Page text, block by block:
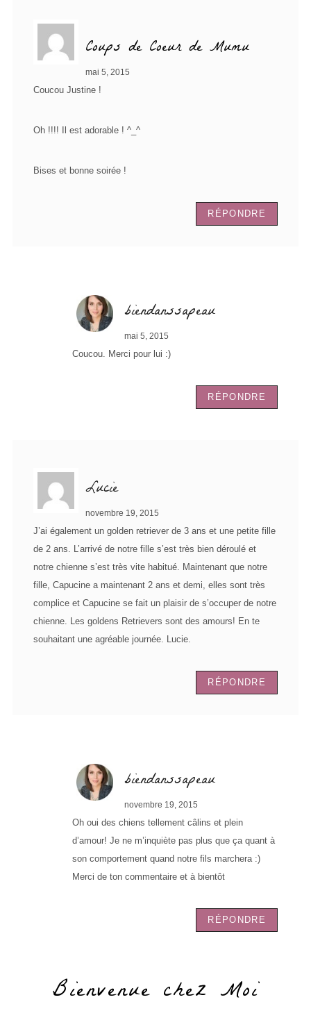
Coups de Coeur de Mumu
mai 5, 2015
Coucou Justine !
Oh !!!! Il est adorable ! ^_^
Bises et bonne soirée !
RÉPONDRE
biendanssapeau
mai 5, 2015
Coucou. Merci pour lui :)
RÉPONDRE
Lucie
novembre 19, 2015
J’ai également un golden retriever de 3 ans et une petite fille
de 2 ans. L’arrivé de notre fille s’est très bien déroulé et
notre chienne s’est très vite habitué. Maintenant que notre
fille, Capucine a maintenant 2 ans et demi, elles sont très
complice et Capucine se fait un plaisir de s’occuper de notre
chienne. Les goldens Retrievers sont des amours! En te
souhaitant une agréable journée. Lucie.
RÉPONDRE
biendanssapeau
novembre 19, 2015
Oh oui des chiens tellement câlins et plein
d’amour! Je ne m’inquiète pas plus que ça quant à
son comportement quand notre fils marchera :)
Merci de ton commentaire et à bientôt
RÉPONDRE
Bienvenue chez Moi